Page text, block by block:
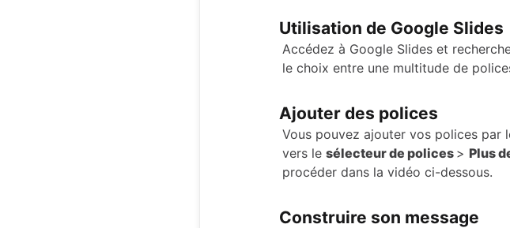
Utilisation de Google Slides
Accédez à Google Slides et
le choix entre une multitude de
Ajouter des polices
Vous pouvez ajouter vos polices par
vers le sélecteur de polices > Plus
procéder dans la vidéo ci-dessous.
Construire son message